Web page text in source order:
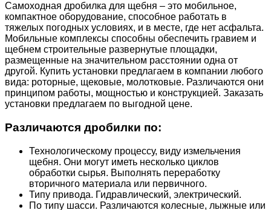
Самоходная дробилка для щебня – это мобильное,
компактное оборудование, способное работать в
тяжелых погодных условиях, и в месте, где нет асфальта.
Мобильные комплексы способны обеспечить гравием и
щебнем строительные развернутые площадки,
размещенные на значительном расстоянии одна от
другой. Купить установки предлагаем в компании любого
вида: роторные, щековые, молотковые. Различаются они
принципом работы, мощностью и конструкцией. Заказать
установки предлагаем по выгодной цене.
Различаются дробилки по:
Технологическому процессу, виду измельчения
щебня. Они могут иметь несколько циклов
обработки сырья. Выполнять переработку
вторичного материала или первичного.
Типу привода. Гидравлический, электрический.
По типу шасси. Различаются колесные, лыжные или